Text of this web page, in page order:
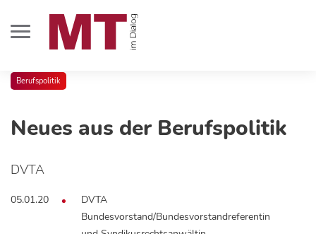
Berufspolitik
Neues aus der Berufspolitik
DVTA
05.01.20
DVTA
Bundesvorstand/Bundesvorstandreferentin